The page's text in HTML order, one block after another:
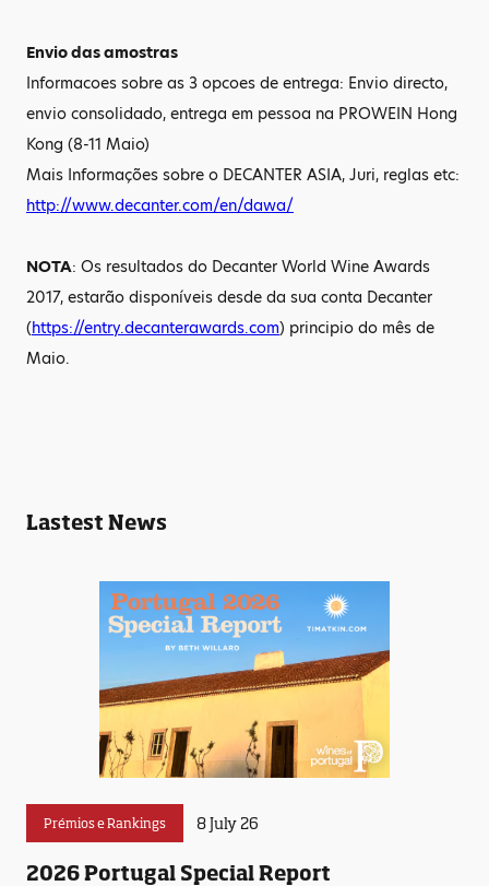
Envio das amostras
Informacoes sobre as 3 opcoes de entrega: Envio directo,
envio consolidado, entrega em pessoa na PROWEIN Hong
Kong (8-11 Maio)
Mais Informações sobre o DECANTER ASIA, Juri, reglas etc:
http://www.decanter.com/en/dawa/
NOTA: Os resultados do Decanter World Wine Awards
2017, estarão disponíveis desde da sua conta Decanter
(https://entry.decanterawards.com) principio do mês de
Maio.
Lastest News
Prémios e Rankings 8 July 26
2026 Portugal Special Report